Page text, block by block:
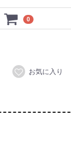
0
お気に入り